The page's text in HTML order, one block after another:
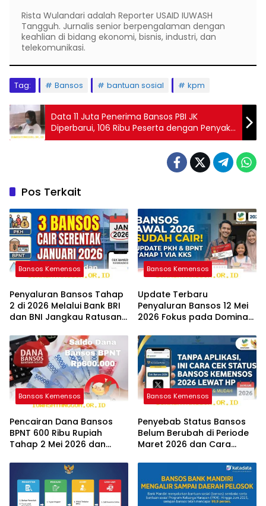
Rista Wulandari adalah Reporter USAID IUWASH
Tangguh. Jurnalis senior berpengalaman dengan
keahlian di bidang ekonomi, bisnis, industri, dan
telekomunikasi.
Tag: Bansos bantuan sosial kpm
Data 11 Juta Penerima Bansos PBI JK
Diperbarui, 106 Ribu Peserta dengan Penyakit
Kronis Kembali Aktif!
Pos Terkait
Bansos Kemensos
Penyaluran Bansos Tahap
2 di 2026 Melalui Bank BRI
dan BNI Jangkau Ratusan
Bansos Kemensos
Update Terbaru
Penyaluran Bansos 12 Mei
2026 Fokus pada Dominasi
Bansos Kemensos
Pencairan Dana Bansos
BPNT 600 Ribu Rupiah
Tahap 2 Mei 2026 dan
Bansos Kemensos
Penyebab Status Bansos
Belum Berubah di Periode
Maret 2026 dan Cara